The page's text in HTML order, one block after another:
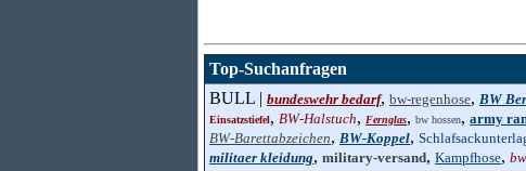
Top-Suchanfragen
BULL | bundeswehr bedarf, bw-regenhose, BW
Einsatzstiefel, BW-Halstuch, Fernglas, bw hossen, army
BW-Barettabzeichen, BW-Koppel,
militaer kleidung, military-versand, Kampfhose,